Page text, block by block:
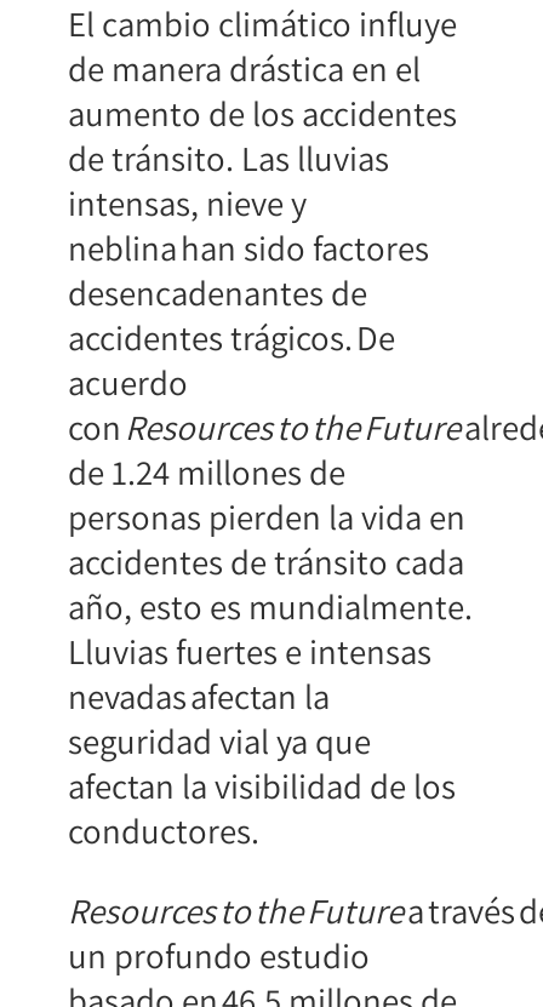
El cambio climático influye
de manera drástica en el
aumento de los accidentes
de tránsito. Las lluvias
intensas, nieve y
neblina han sido factores
desencadenantes de
accidentes trágicos. De
acuerdo
conResources to the Future
de 1.24 millones de
personas pierden la vida en
accidentes de tránsito cada
año, esto es mundialmente.
Lluvias fuertes e intensas
nevadas afectan la
seguridad vial ya que
afectan la visibilidad de los
conductores.
Resources to the Futurea través
un profundo estudio